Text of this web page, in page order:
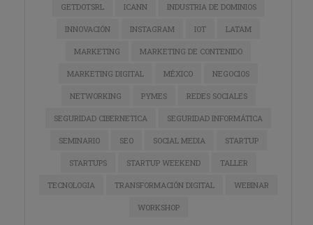
GETDOTSRL ICANN INDUSTRIA DE DOMINIOS
INNOVACIÓN INSTAGRAM IOT LATAM
MARKETING MARKETING DE CONTENIDO
MARKETING DIGITAL MÉXICO NEGOCIOS
NETWORKING PYMES REDES SOCIALES
SEGURIDAD CIBERNETICA SEGURIDAD INFORMÁTICA
SEMINARIO SEO SOCIAL MEDIA STARTUP
STARTUPS STARTUP WEEKEND TALLER
TECNOLOGIA TRANSFORMACIÓN DIGITAL WEBINAR
WORKSHOP